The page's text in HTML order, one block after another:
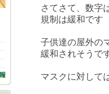
さてさて、数字
規制は緩和です
子供達の屋外の
緩和されそうで
マスクに対して